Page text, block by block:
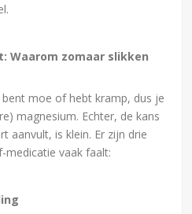
Waarom zomaar slikken
moe of hebt kramp, dus je
magnesium. Echter, de kans
aanvult, is klein. Er zijn drie
medicatie vaak faalt: